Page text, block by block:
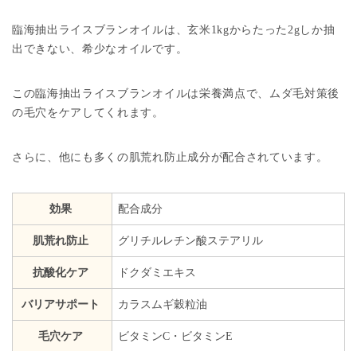
臨海抽出ライスブランオイルは、玄米1kgからたった2gしか抽
出できない、希少なオイルです。
この臨海抽出ライスブランオイルは栄養満点で、ムダ毛対策後
の毛穴をケアしてくれます。
さらに、他にも多くの肌荒れ防止成分が配合されています。
効果 配合成分
肌荒れ防止 グリチルレチン酸ステアリル
抗酸化ケア ドクダミエキス
バリアサポート カラスムギ穀粒油
毛穴ケア ビタミンC・ビタミンE